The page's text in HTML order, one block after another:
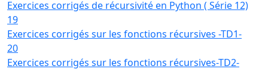
Exercices corrigés de récursivité en Python ( Série 12)
19
Exercices corrigés sur les fonctions récursives -TD1-
20
Exercices corrigés sur les fonctions récursives-TD2-